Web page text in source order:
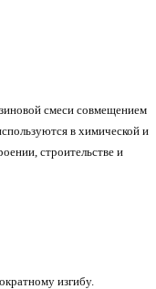
смеси совмещением
в химической и
строительстве и
изгибу.